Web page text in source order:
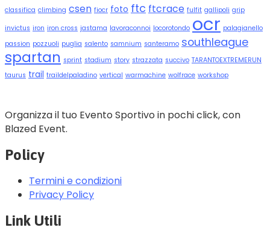
classifica climbing csen fiocr foto ftc ftcrace fulfit gallipoli grip
invictus iron iron cross jastama lavoraconnoi locorotondo ocr palagianello
passion pozzuoli puglia salento samnium santeramo southleague
spartan sprint stadium story strazzata succivo TARANTOEXTREMERUN
taurus trail traildelpaladino vertical warmachine wolfrace workshop
Organizza il tuo Evento Sportivo in pochi click, con
Blazed Event.
Policy
Termini e condizioni
Privacy Policy
Link Utili